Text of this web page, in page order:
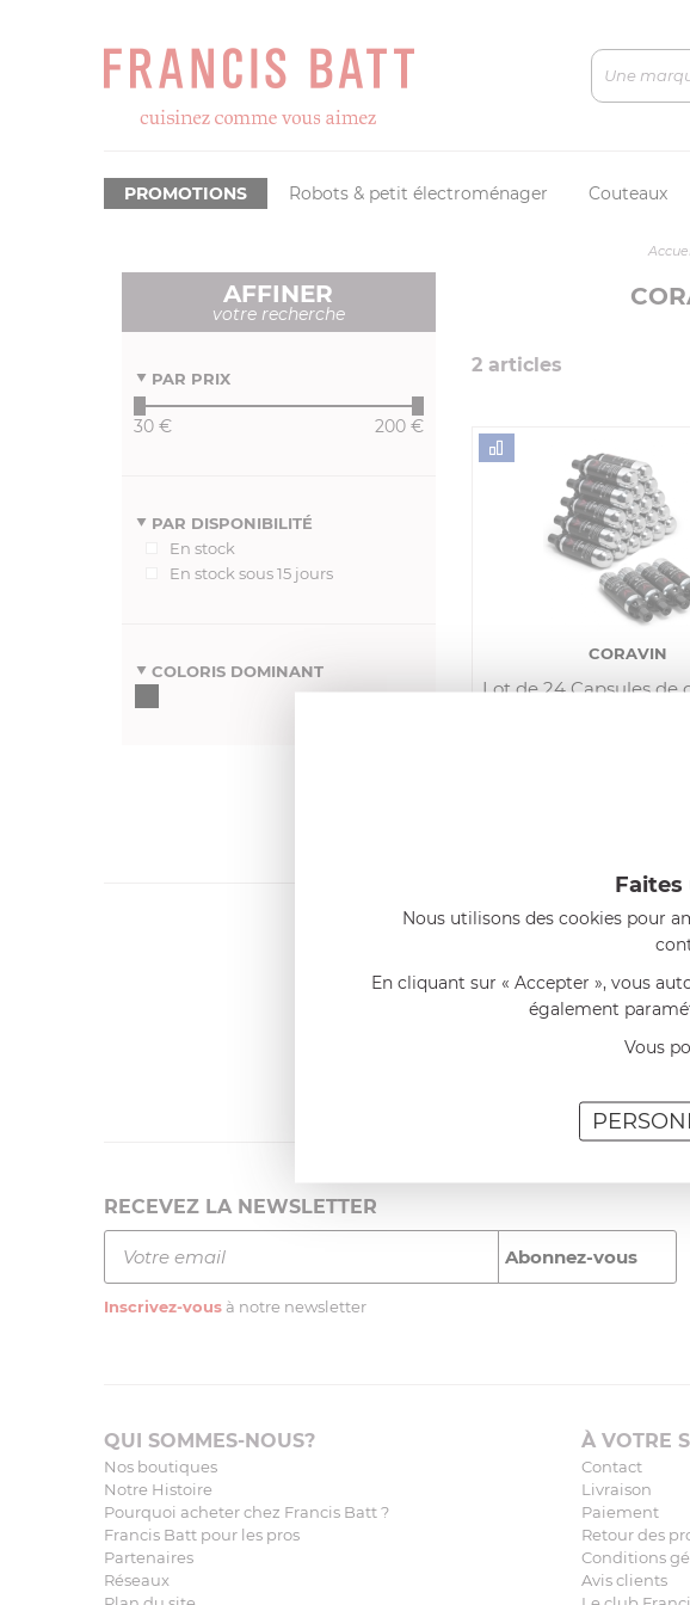
Robots & petit électroménager Couteaux
PROMOTIONS
AFFINER
votre recherche
PAR PRIX
30 € 200 €
PAR DISPONIBILITÉ
En stock
En stock sous 15 jours
COLORIS DOMINANT
2articles
CORAVIN
Lot de 24 Capsules de
Derniers avis produits
Emmanuel 56 ans le 23/06/
Casserole mini 9 cm Castelpro
«Nous sommes dans un
qualité. Cette casserole est
RECEVEZ LA NEWSLETTER
Inscrivez-vous à notre newsletter
QUI SOMMES-NOUS?
Nos boutiques
Notre Histoire
Pourquoi acheter chez Francis Batt ?
Francis Batt pour les pros
Partenaires
Réseaux
À VOTRE
Contact
Livraison
Paiement
Retour des
Conditions
Avis clients
Faites
Nous utilisons des cookies pour
En cliquant sur « Accepter », vous
également
Vous